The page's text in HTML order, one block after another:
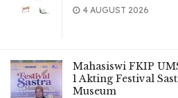
4 AUGUST 2026
Mahasiswi FKIP
1 Akting Festival
Museum